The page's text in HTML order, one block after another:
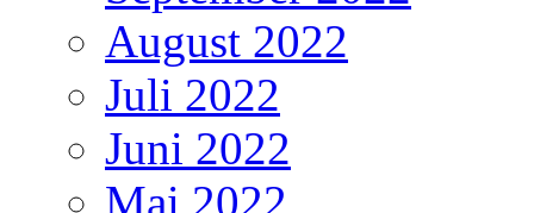
August 2022
Juli 2022
Juni 2022
Mai 2022